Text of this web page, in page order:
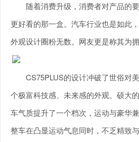
随着消费升级，消费者对产品的
更好看的那一盒。汽车行业也是如此
外观设计圈粉无数。网友更是称其为
CS75PLUS的设计冲破了世俗对
个极富科技感、未来感的外观。硕大
车气质提升了一个档次，运动与豪华
整车在凸显运动气息同时，不乏精致与